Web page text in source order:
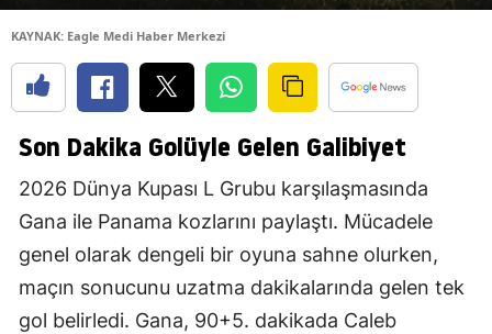
KAYNAK: Eagle Medi Haber Merkezi
Son Dakika Golüyle Gelen Galibiyet
2026 Dünya Kupası L Grubu karşılaşmasında
Gana ile Panama kozlarını paylaştı. Mücadele
genel olarak dengeli bir oyuna sahne olurken,
maçın sonucunu uzatma dakikalarında gelen tek
gol belirledi. Gana, 90+5. dakikada Caleb